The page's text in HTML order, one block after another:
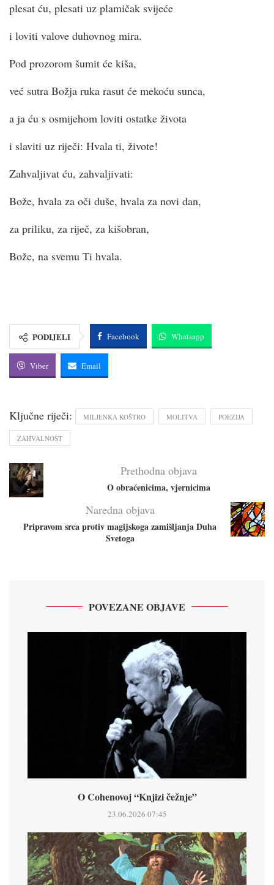
plesat ću, plesati uz plamičak svijeće
i loviti valove duhovnog mira.
Pod prozorom šumit će kiša,
već sutra Božja ruka rasut će mekoću sunca,
a ja ću s osmijehom loviti ostatke života
i slaviti uz riječi: Hvala ti, živote!
Zahvaljivat ću, zahvaljivati:
Bože, hvala za oči duše, hvala za novi dan,
za priliku, za riječ, za kišobran,
Bože, na svemu Ti hvala.
PODIJELI Facebook Whatsapp
Viber Email
Ključne riječi: MILJENKA KOŠTRO MOLITVA POEZIJA
ZAHVALNOST
Prethodna objava
O obraćenicima, vjernicima
Naredna objava
Pripravom srca protiv magijskoga zamišljanja Duha
Svetoga
POVEZANE OBJAVE
O Cohenovoj “Knjizi čežnje”
23.06.2026 07:45